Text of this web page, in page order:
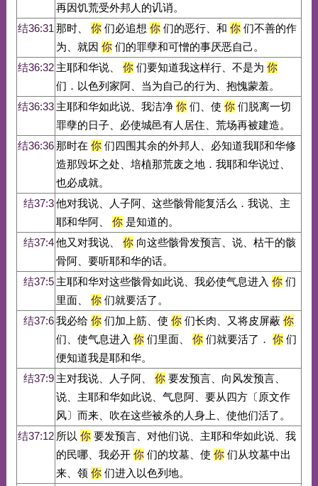
再因饥荒受外邦人的讥诮。
结36:31 那时、 你们必追想 你们的恶行、和 你们不善的作
为、就因 你们的罪孽和可憎的事厌恶自己。
结36:32 主耶和华说、 你们要知道我这样行、不是为 你
们．以色列家阿、当为自己的行为、抱愧蒙羞。
结36:33 主耶和华如此说、我洁净 你们、使 你们脱离一切
罪孽的日子、必使城邑有人居住、荒场再被建造。
结36:36那时在 你们四围其余的外邦人、必知道我耶和华修
造那毁坏之处、培植那荒废之地．我耶和华说过、
也必成就。
结37:3他对我说、人子阿、这些骸骨能复活么．我说、主
耶和华阿、
你是知道的。
结37:4他又对我说、 你向这些骸骨发预言、说、枯干的骸
骨阿、要听耶和华的话。
结37:5 主耶和华对这些骸骨如此说、我必使气息进入 你们
里面、
你们就要活了。
结37:6我必给 你们加上筋、使 你们长肉、又将皮屏蔽 你
们、使气息进入 你们里面、 你们就要活了． 你们
便知道我是耶和华。
结37:9 主对我说、人子阿、 你要发预言、向风发预言、
说、主耶和华如此说、气息阿、要从四方〔原文作
风〕而来、吹在这些被杀的人身上、使他们活了。
结37:12 所以 你要发预言、对他们说、主耶和华如此说、我
的民哪、我必开 你们的坟墓、使 你们从坟墓中出
来、领 你们进入以色列地。